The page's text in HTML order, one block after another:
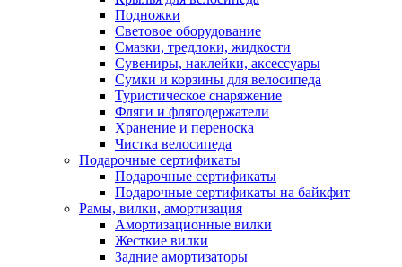
Подножки
Световое оборудование
Смазки, тредлоки, жидкости
Сувениры, наклейки, аксессуары
Сумки и корзины для велосипеда
Туристическое снаряжение
Фляги и флягодержатели
Хранение и переноска
Чистка велосипеда
Подарочные сертификаты
Подарочные сертификаты
Подарочные сертификаты на байкфит
Рамы, вилки, амортизация
Амортизационные вилки
Жесткие вилки
Задние амортизаторы